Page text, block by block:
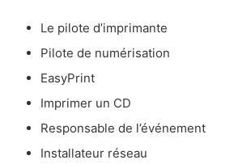
Le pilote d’imprimante
Pilote de numérisation
EasyPrint
Imprimer un CD
Responsable de l’événement
Installateur réseau